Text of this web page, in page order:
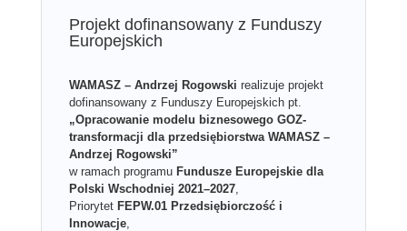
Projekt dofinansowany z Funduszy
Europejskich
WAMASZ – Andrzej Rogowski realizuje projekt
dofinansowany z Funduszy Europejskich pt.
„Opracowanie modelu biznesowego GOZ-
transformacji dla przedsiębiorstwa WAMASZ –
Andrzej Rogowski”
w ramach programu Fundusze Europejskie dla
Polski Wschodniej 2021–2027,
Priorytet FEPW.01 Przedsiębiorczość i
Innowacje,